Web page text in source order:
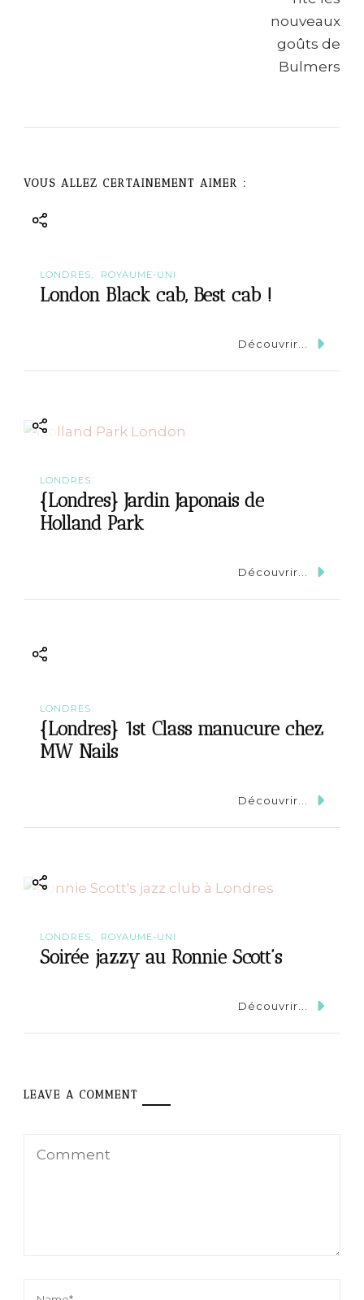
a
t
n
VOUS ALLEZ CERTAINEMENT AIMER :
LONDRES ROYAUME-UNI
London Black cab, Best cab !
Découvrir...
LONDRES
{Londres} Jardin Japonais de
Holland Park
Découvrir...
LONDRES
{Londres} 1st Class manucure chez
MW Nails
Découvrir...
LONDRES ROYAUME-UNI
Soirée jazzy au Ronnie Scott’s
Découvrir...
LEAVE A COMMENT